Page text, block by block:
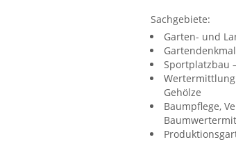
Sachgebiete:
Garten- und
Sportplatzbau
Wertermittlung
Gehölze
Baumpflege,